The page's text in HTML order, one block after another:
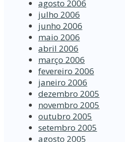
agosto 2006
julho 2006
junho 2006
maio 2006
abril 2006
março 2006
fevereiro 2006
janeiro 2006
dezembro 2005
novembro 2005
outubro 2005
setembro 2005
agosto 2005